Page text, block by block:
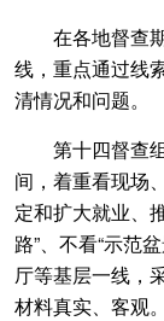
在各地督查期
线，重点通过线
清情况和问题。
第十四督查组
间，着重看现场
定和扩大就业、
路”、不看“示范
厅等基层一线，
材料真实、客观